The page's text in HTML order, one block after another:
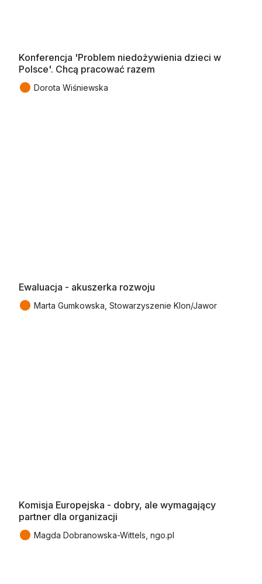
Konferencja 'Problem niedożywienia dzieci w
Polsce'. Chcą pracować razem
● Dorota Wiśniewska
Ewaluacja - akuszerka rozwoju
● Marta Gumkowska, Stowarzyszenie Klon/Jawor
Komisja Europejska - dobry, ale wymagający
partner dla organizacji
● Magda Dobranowska-Wittels, ngo.pl